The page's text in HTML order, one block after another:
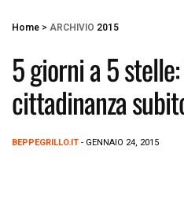
Home > ARCHIVIO 2015
5 giorni a 5
cittadinanza
BEPPEGRILLO.IT - GENNAIO 24, 2015